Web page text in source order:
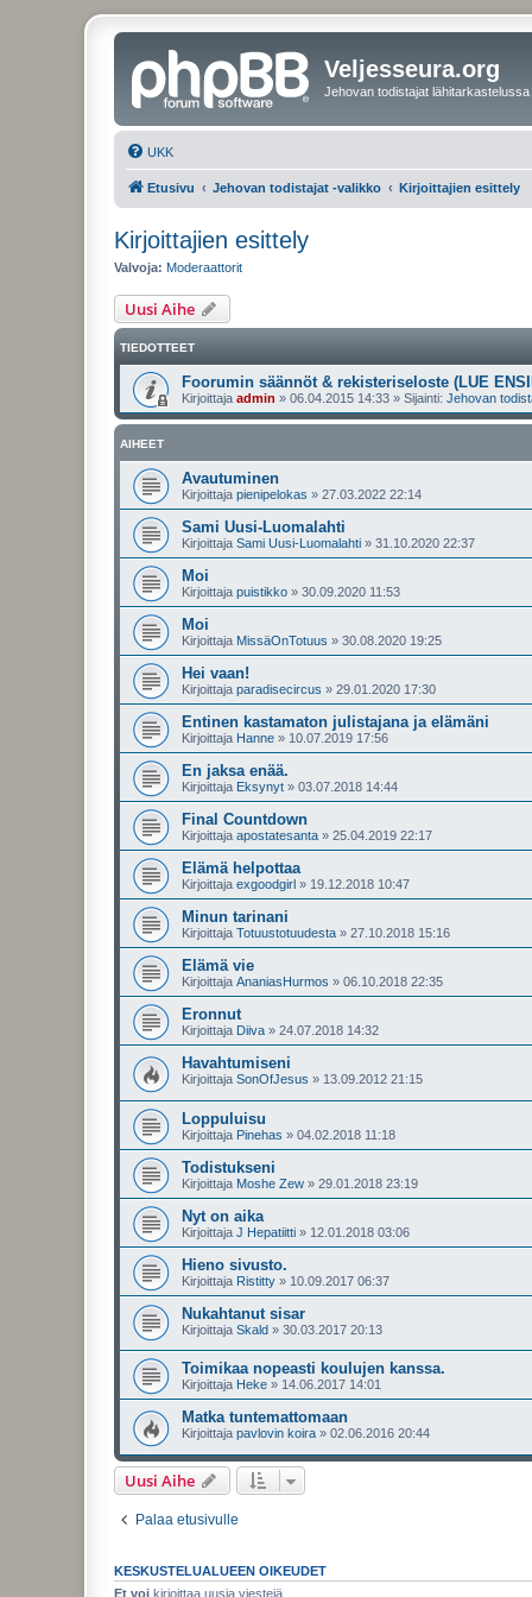
Veljesseura.org
Jehovan todistajat lähitarkastelussa
UKK
Etusivu Jehovan todistajat -valikko Kirjoittajien esittely
Kirjoittajien esittely
Valvoja: Moderaattorit
Uusi Aihe
TIEDOTTEET
Foorumin säännöt & rekisteriseloste (LUE
Kirjoittaja admin » 06.04.2015 14:33 » Sijainti: Jehovan
AIHEET
Avautuminen
Kirjoittaja pienipelokas » 27.03.2022 22:14
Sami Uusi-Luomalahti
Kirjoittaja Sami Uusi-Luomalahti » 31.10.2020 22:37
Moi
Kirjoittaja puistikko » 30.09.2020 11:53
Moi
Kirjoittaja MissäOnTotuus » 30.08.2020 19:25
Hei vaan!
Kirjoittaja paradisecircus » 29.01.2020 17:30
Entinen kastamaton julistajana ja elämäni
Kirjoittaja Hanne » 10.07.2019 17:56
En jaksa enää.
Kirjoittaja Eksynyt » 03.07.2018 14:44
Final Countdown
Kirjoittaja apostatesanta » 25.04.2019 22:17
Elämä helpottaa
Kirjoittaja exgoodgirl » 19.12.2018 10:47
Minun tarinani
Kirjoittaja Totuustotuudesta » 27.10.2018 15:16
Elämä vie
Kirjoittaja AnaniasHurmos » 06.10.2018 22:35
Eronnut
Kirjoittaja Diiva » 24.07.2018 14:32
Havahtumiseni
Kirjoittaja SonOfJesus » 13.09.2012 21:15
Loppuluisu
Kirjoittaja Pinehas » 04.02.2018 11:18
Todistukseni
Kirjoittaja Moshe Zew » 29.01.2018 23:19
Nyt on aika
Kirjoittaja J Hepatiitti » 12.01.2018 03:06
Hieno sivusto.
Kirjoittaja Ristitty » 10.09.2017 06:37
Nukahtanut sisar
Kirjoittaja Skald » 30.03.2017 20:13
Toimikaa nopeasti koulujen kanssa.
Kirjoittaja Heke » 14.06.2017 14:01
Matka tuntemattomaan
Kirjoittaja pavlovin koira » 02.06.2016 20:44
Uusi Aihe
Palaa etusivulle
KESKUSTELUALUEEN OIKEUDET
Et voi kirjoittaa uusia viestejä